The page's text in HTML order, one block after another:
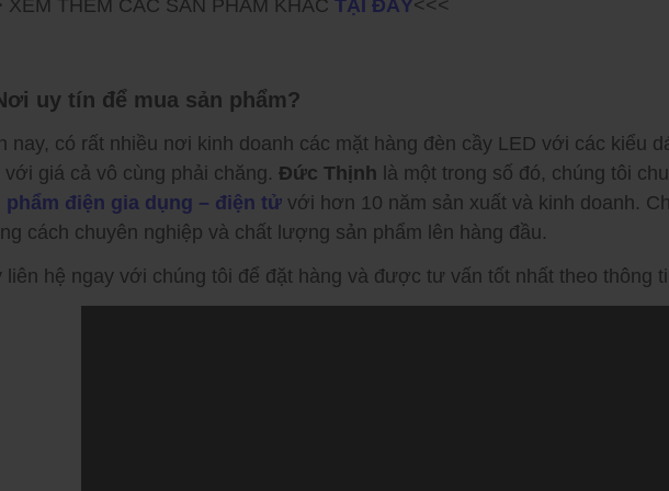
XEM THÊM CÁC SẢN PHẨM KHÁC TẠI ĐÂY<<<
uy tín để mua sản phẩm?
nay, có rất nhiều nơi kinh doanh các mặt hàng đèn cầy LED với các kiểu
với giá cả vô cùng phải chăng. Đức Thịnh là một trong số đó, chúng tôi
phẩm điện gia dụng – điện tử với hơn 10 năm sản xuất và kinh doanh.
cách chuyên nghiệp và chất lượng sản phẩm lên hàng đầu.
liên hệ ngay với chúng tôi để đặt hàng và được tư vấn tốt nhất theo thông